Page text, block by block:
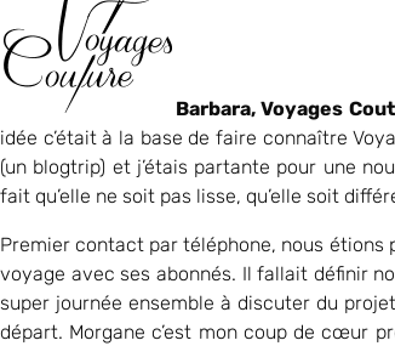
Barbara, Voyages
idée c’était à la base de faire connaître
(un blogtrip) et j’étais partante pour une
fait qu’elle ne soit pas lisse, qu’elle soit
Premier contact par téléphone, nous étions
voyage avec ses abonnés. Il fallait définir
super journée ensemble à discuter du
départ. Morgane c’est mon coup de cœur